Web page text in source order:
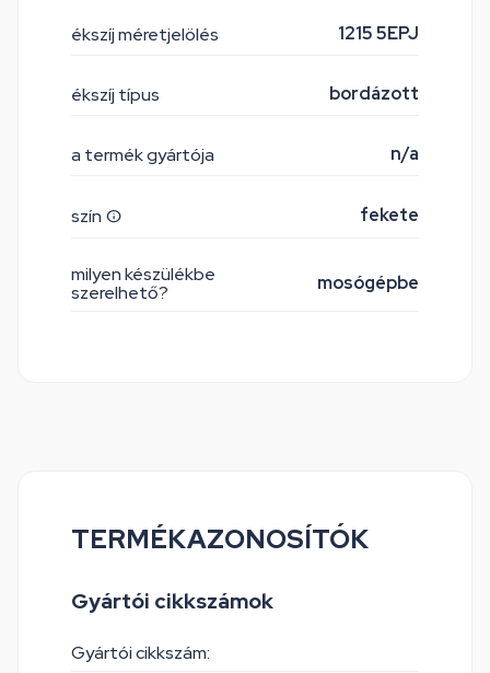
ékszíj méretjelölés 1215 5EPJ
ékszíj típus bordázott
a termék gyártója n/a
szín fekete
milyen készülékbe
szerelhető?
mosógépbe
TERMÉKAZONOSÍTÓK
Gyártói cikkszámok
Gyártói cikkszám: